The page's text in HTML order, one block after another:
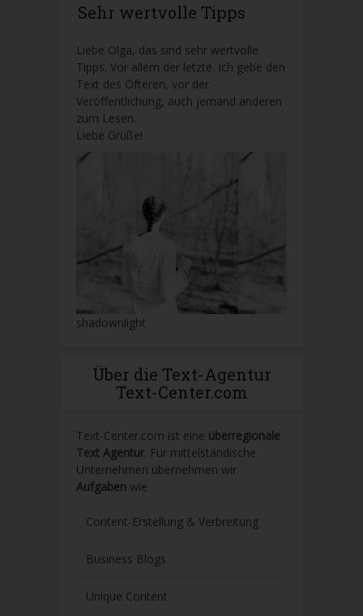
Sehr wertvolle Tipps
Liebe Olga, das sind sehr wertvolle
Tipps. Vor allem der letzte. Ich gebe den
Text des Öfteren, vor der
Veröffentlichung, auch jemand anderen
zum Lesen.
Liebe Grüße!
shadownlight
Über die Text-Agentur
Text-Center.com
Text-Center.com ist eine überregionale
Text Agentur. Für mittelständische
Unternehmen übernehmen wir
Aufgaben wie
Content-Erstellung & Verbreitung
Business Blogs
Unique Content